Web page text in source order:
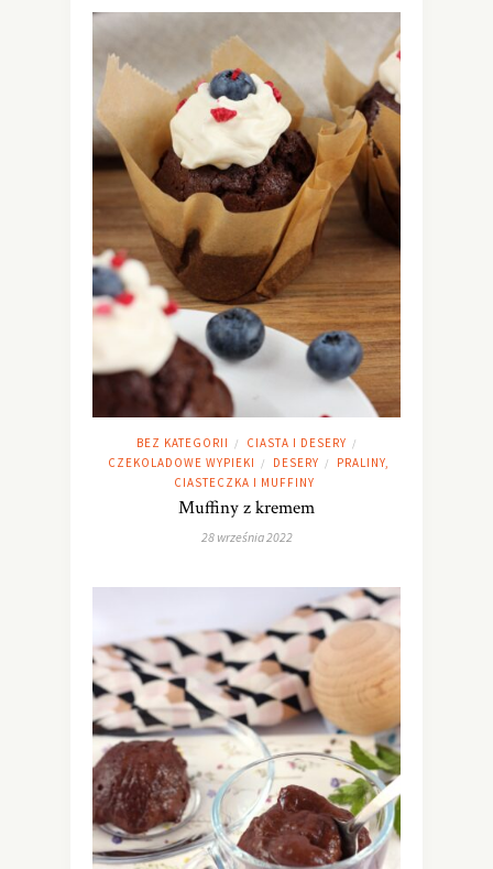
BEZ KATEGORII / CIASTA I DESERY /
CZEKOLADOWE WYPIEKI / DESERY /
PRALINY,
CIASTECZKA I MUFFINY
Muffiny z kremem
28 września 2022